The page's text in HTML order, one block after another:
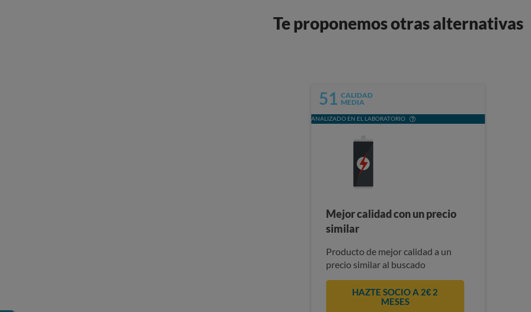
Te proponemos otras alternativas
51 CALIDAD
MEDIA
ANALIZADO EN EL LABORATORIO
Mejor calidad con un precio
similar
Producto de mejor calidad a un
precio similar al buscado
HAZTE SOCIO A 2€ 2
MESES